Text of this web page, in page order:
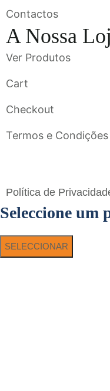
Contactos
A Nossa
Ver Produtos
Cart
Checkout
Termos e Condições
Política de
Seleccione um
SELECCIONAR